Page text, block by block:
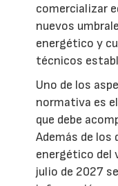
comercializar
nuevos
energético y
técnicos
Uno de los
normativa es
que debe
Además de
energético del
julio de 2027